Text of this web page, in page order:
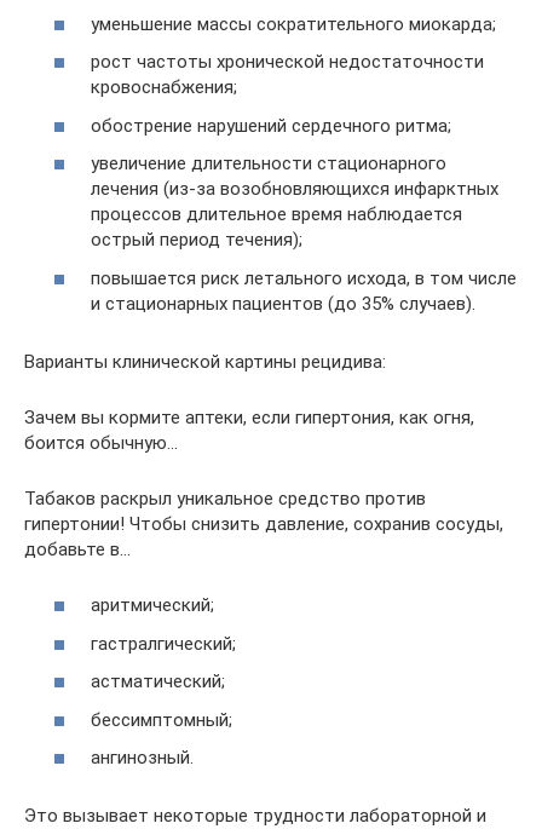
уменьшение массы сократительного миокарда;
рост частоты хронической недостаточности
кровоснабжения;
обострение нарушений сердечного ритма;
увеличение длительности стационарного
лечения (из-за возобновляющихся инфарктных
процессов длительное время наблюдается
острый период течения);
повышается риск летального исхода, в том числе
и стационарных пациентов (до 35% случаев).
Варианты клинической картины рецидива:
Зачем вы кормите аптеки, если гипертония, как огня,
боится обычную…
Табаков раскрыл уникальное средство против
гипертонии! Чтобы снизить давление, сохранив сосуды,
добавьте в…
аритмический;
гастралгический;
астматический;
бессимптомный;
ангинозный.
Это вызывает некоторые трудности лабораторной и